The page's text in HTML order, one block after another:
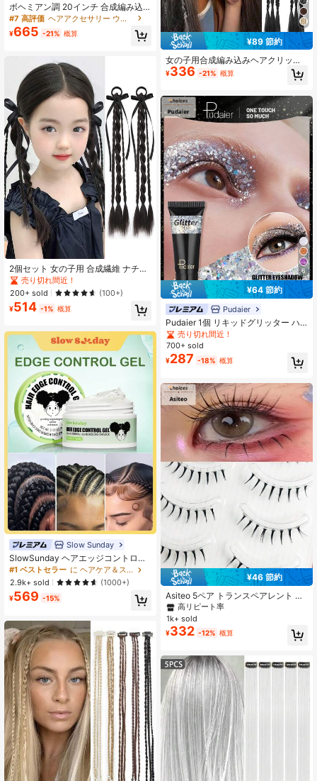
ボヘミアン調 20インチ 合成編み込
み髪エクステンション 2個セット ビ
ーズ装飾付き、ヘアゴム、コスプレ
や日常のヘアスタイルに適していま
#7 高評価 ヘアアクセサリー ウィッグ
¥665 -21% 概算
2個セット 女の子用 合成繊維 ナチュ
ラル編み込みポニーテールウィッ
グ、ヘアタイ付き、ナチュラルでフ
ァッショナブルなバレエスタイルの
ウィッグ編み込み、リボンデコレー
ション ねじれたポニーテールウィッ
売り切れ間近！
200+ sold
(100+)
¥514 -1% 概算
Slow Sunday
SlowSunday ヘアエッジコントロー
ルジェル
#1 ベストセラー
に ヘアケア＆スタイリング
2.9k+ sold
(1000+)
¥569 -15%
¥89 節約
女の子用合成編み込みヘアクリップ
インヘアエクステンション1個、BB
クリップ付き ウィッグ かつら カツ
¥336 -21% 概算
6
¥64 節約
Pudaier
Pudaier 1個 リキッドグリッター ハ
イライトアイシャドウ 長持ち 滲みに
くい 3Dシャイニー グロッシー仕上
げ パーティー・音楽フェス・カーニ
バル・ハロウィンに最適
売り切れ間近！
700+ sold
¥287 -18% 概算
¥46 節約
Asiteo 5ペア トランスペアレント ナ
チュラルメイク効果 アニメスタイル
スパイキー ドラマチック DIY コスプ
レ 下まつげ、再利用可能なストリッ
プ つけまつげ、つけまつげ、フェイ
高リピート率
1k+ sold
¥332 -12% 概算